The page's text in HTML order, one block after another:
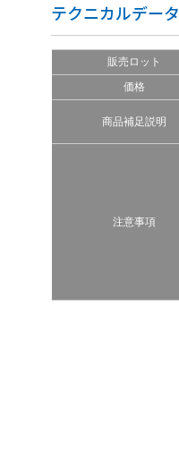
テクニカルデータ
販売ロット
価格
商品補足説明
注意事項